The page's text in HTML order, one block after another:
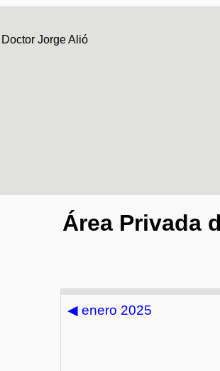
Jorge Alió
Área Privada
◀ enero 2025